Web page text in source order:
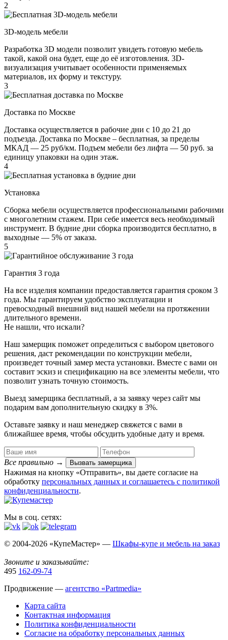
2
3D-модель мебели
Разработка 3D модели позволит увидеть готовую мебель
такой, какой она будет, еще до её изготовления. 3D-
визуализация учитывает особенности применяемых
материалов, их форму и текстуру.
3
Доставка по Москве
Доставка осуществляется в рабочие дни с 10 до 21 до
подъезда. Доставка по Москве – бесплатная, за пределы
МКАД — 25 руб/км. Подъем мебели без лифта — 50 руб. за
единицу упаковки на один этаж.
4
Установка
Сборка мебели осуществляется профессиональными рабочими
с многолетним стажем. При себе имеется весь необходимый
инструмент. В будние дни сборка производится бесплатно, в
выходные — 5% от заказа.
5
Гарантия 3 года
На все изделия компании предоставляется гарантия сроком 3
года. Мы гарантируем удобство эксплуатации и
превосходный внешний вид нашей мебели на протяжении
длительного времени.
Не нашли, что искали?
Наш замерщик поможет определиться с выбором цветового
решения, даст рекомендации по конструкции мебели,
произведет точный замер места установки. Вместе с вами он
составит эскиз и спецификацию на все элементы мебели, что
позволит узнать точную стоимость.
Выезд замерщика бесплатный, а за заявку через сайт мы
подарим вам дополнительную скидку в 3%.
Оставьте заявку и наш менеджер свяжется с вами в
ближайшее время, чтобы обсудить удобные дату и время.
Все правильно → Вызвать замерщика
Нажимая на кнопку «Отправить», вы даете согласие на
обработку персональных данных​ и соглашаетесь c политикой
конфиденциальности.
Мы в соц. сетях:
© 2004-2026 «КупеМастер» — Шкафы-купе и мебель на заказ
Звоните и заказывайте:
495 162-09-74
Продвижение — агентство «Partmedia»
Карта сайта
Контактная информация
Политика конфиденциальности
Согласие на обработку персональных данных